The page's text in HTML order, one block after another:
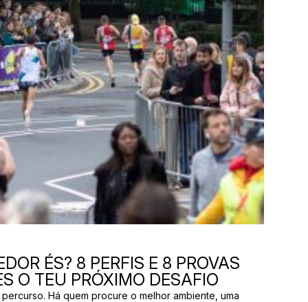
ÉS? 8 PERFIS E 8 PROVAS
O TEU PRÓXIMO DESAFIO
Há quem procure o melhor ambiente, uma